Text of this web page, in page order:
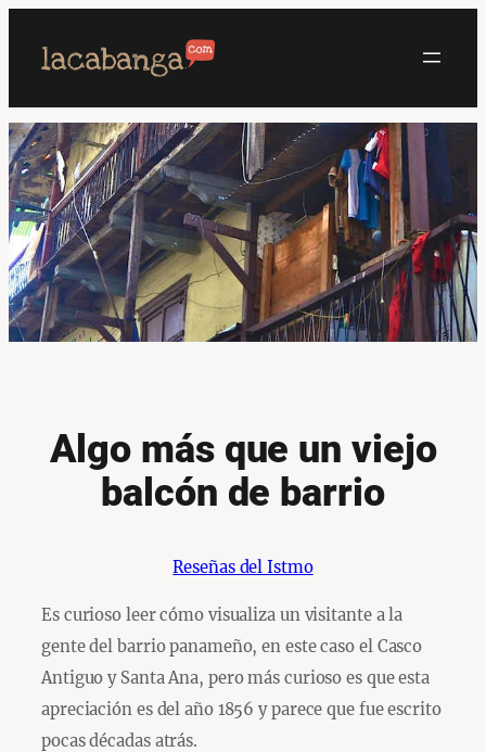
Algo más que un viejo
balcón de barrio
Reseñas del Istmo
Es curioso leer cómo visualiza un visitante a la
gente del barrio panameño, en este caso el Casco
Antiguo y Santa Ana, pero más curioso es que esta
apreciación es del año 1856 y parece que fue escrito
pocas décadas atrás.